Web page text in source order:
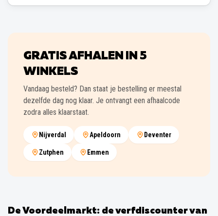
GRATIS AFHALEN IN 5
WINKELS
Vandaag besteld? Dan staat je bestelling er meestal
dezelfde dag nog klaar. Je ontvangt een afhaalcode
zodra alles klaarstaat.
Nijverdal Apeldoorn Deventer
Zutphen Emmen
De Voordeelmarkt: de verfdiscounter van